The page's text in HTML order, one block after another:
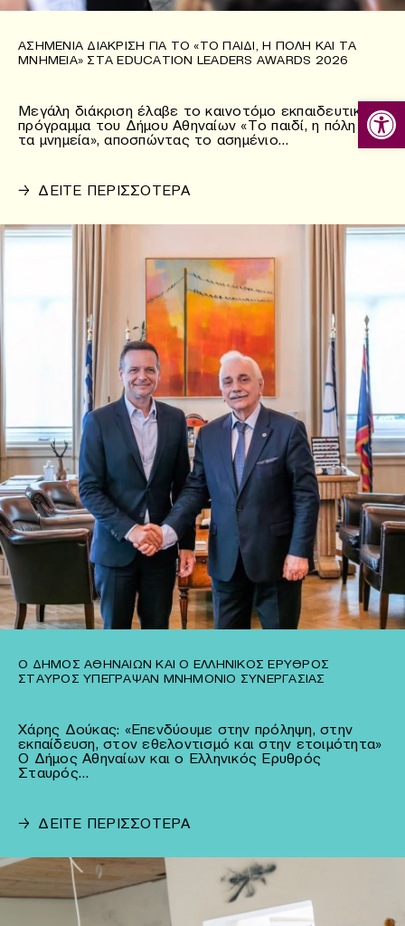
ΑΣΗΜΈΝΙΑ ΔΙΆΚΡΙΣΗ ΓΙΑ ΤΟ «ΤΟ ΠΑΙΔΊ, Η ΠΌΛΗ ΚΑΙ ΤΑ
ΜΝΗΜΕΊΑ» ΣΤΑ EDUCATION LEADERS AWARDS 2026
Μεγάλη διάκριση έλαβε το καινοτόμο εκπαιδευτικό
πρόγραμμα του Δήμου Αθηναίων «Το παιδί, η πόλη και
τα μνημεία», αποσπώντας το ασημένιο…
→ ΔΕΙΤΕ ΠΕΡΙΣΣΟΤΕΡΑ
Ο ΔΉΜΟΣ ΑΘΗΝΑΊΩΝ ΚΑΙ Ο ΕΛΛΗΝΙΚΌΣ ΕΡΥΘΡΌΣ
ΣΤΑΥΡΌΣ ΥΠΈΓΡΑΨΑΝ ΜΝΗΜΌΝΙΟ ΣΥΝΕΡΓΑΣΊΑΣ
Χάρης Δούκας: «Επενδύουμε στην πρόληψη, στην
εκπαίδευση, στον εθελοντισμό και στην ετοιμότητα»
Ο Δήμος Αθηναίων και ο Ελληνικός Ερυθρός
Σταυρός…
→ ΔΕΙΤΕ ΠΕΡΙΣΣΟΤΕΡΑ